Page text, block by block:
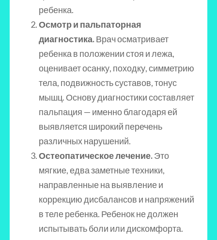
ребенка.
Осмотр и пальпаторная
диагностика.Врач осматривает
ребенка в положении стоя и лежа,
оценивает осанку, походку, симметрию
тела, подвижность суставов, тонус
мышц. Основу диагностики составляет
пальпация — именно благодаря ей
выявляется широкий перечень
различных нарушений.
Остеопатическое лечение.Это
мягкие, едва заметные техники,
направленные на выявление и
коррекцию дисбалансов и напряжений
в теле ребенка. Ребенок не должен
испытывать боли или дискомфорта.